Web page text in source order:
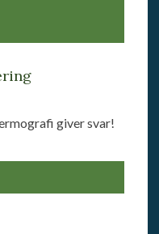
giver svar!